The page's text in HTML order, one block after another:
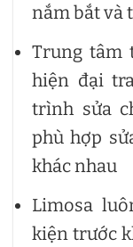
nắm bắt và
Trung tâm
hiện đại
trình sửa
phù hợp
khác nhau
Limosa
kiện trước